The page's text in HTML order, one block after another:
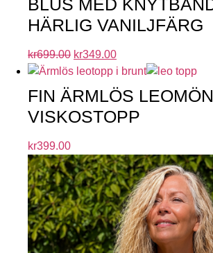
HÄRLIG VANILJFÄRG
kr699.00 kr349.00
FIN ÄRMLÖS
VISKOSTOPP
kr399.00